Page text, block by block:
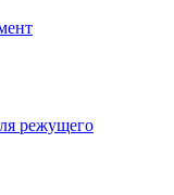
режущего